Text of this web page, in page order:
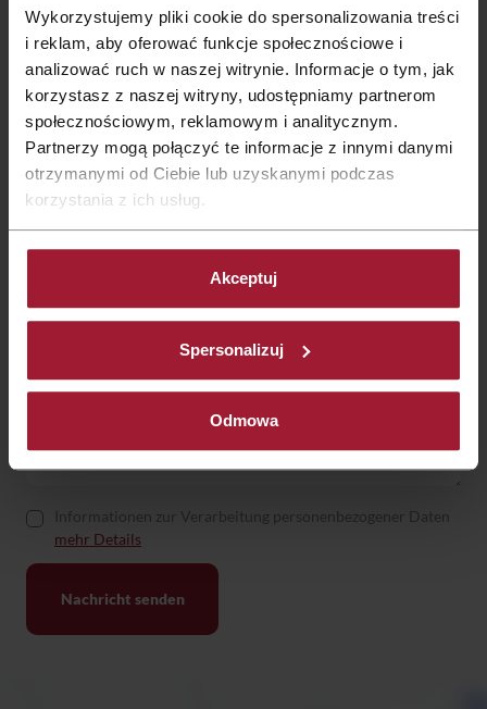
Wykorzystujemy pliki cookie do spersonalizowania treści
i reklam, aby oferować funkcje społecznościowe i
analizować ruch w naszej witrynie. Informacje o tym, jak
korzystasz z naszej witryny, udostępniamy partnerom
społecznościowym, reklamowym i analitycznym.
Partnerzy mogą połączyć te informacje z innymi danymi
otrzymanymi od Ciebie lub uzyskanymi podczas
korzystania z ich usług.
Akceptuj
Spersonalizuj
Odmowa
+48 95 736 3 115
KontaktFormular:
Informationen zur Verarbeitung personenbezogener Daten
mehr Details